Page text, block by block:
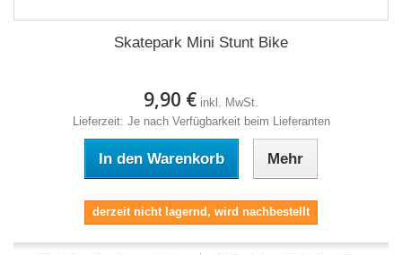
Skatepark Mini Stunt Bike
9,90 € inkl. MwSt.
Lieferzeit: Je nach Verfügbarkeit beim Lieferanten
In den Warenkorb Mehr
derzeit nicht lagernd, wird nachbestellt